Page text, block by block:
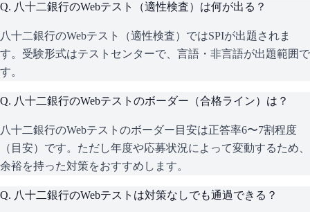
Q. 八十二銀行のWebテスト（適性検査）は何が出る？
八十二銀行のWebテスト（適性検査）ではSPIが出題されま
す。受験形式はテストセンターで、言語・非言語が出題範囲で
す。
Q. 八十二銀行のWebテストのボーダー（合格ライン）は？
八十二銀行のWebテストのボーダー目安は正答率6〜7割程度
（目安）です。ただし年度や応募状況によって変動するため、
余裕を持った対策をおすすめします。
Q. 八十二銀行のWebテストは対策なしでも通過できる？